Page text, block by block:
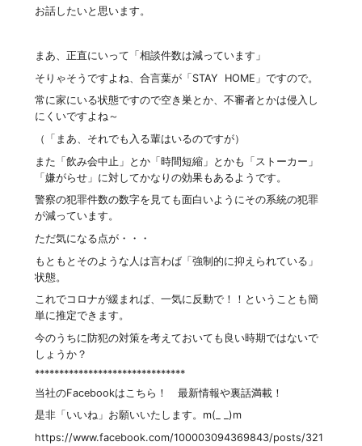
お話したいと思います。
まあ、正直にいって「相談件数は減っています」
そりゃそうですよね、合言葉が「STAY HOME」ですので。
常に家にいる状態ですので空き巣とか、不審者とかは侵入し
にくいですよね～
（「まあ、それでも入る輩はいるのですが）
また「飲み会中止」とか「時間短縮」とかも「ストーカー」
「嫌がらせ」に対してかなりの効果もあるようです。
警察の犯罪件数の数字を見ても面白いようにその系統の犯罪
が減っています。
ただ気になる点が・・・
もともとそのような人は言わば「強制的に抑えられている」
状態。
これでコロナが緩まれば、一気に反動で！！ということも簡
単に推定できます。
今のうちに防犯の対策を考えておいても良い時期ではないで
しょうか？
*******************************
当社のFacebookはこちら！ 最新情報や裏話満載！
是非「いいね」お願いいたします。m(_ _)m
https://www.facebook.com/100003094369843/posts/321